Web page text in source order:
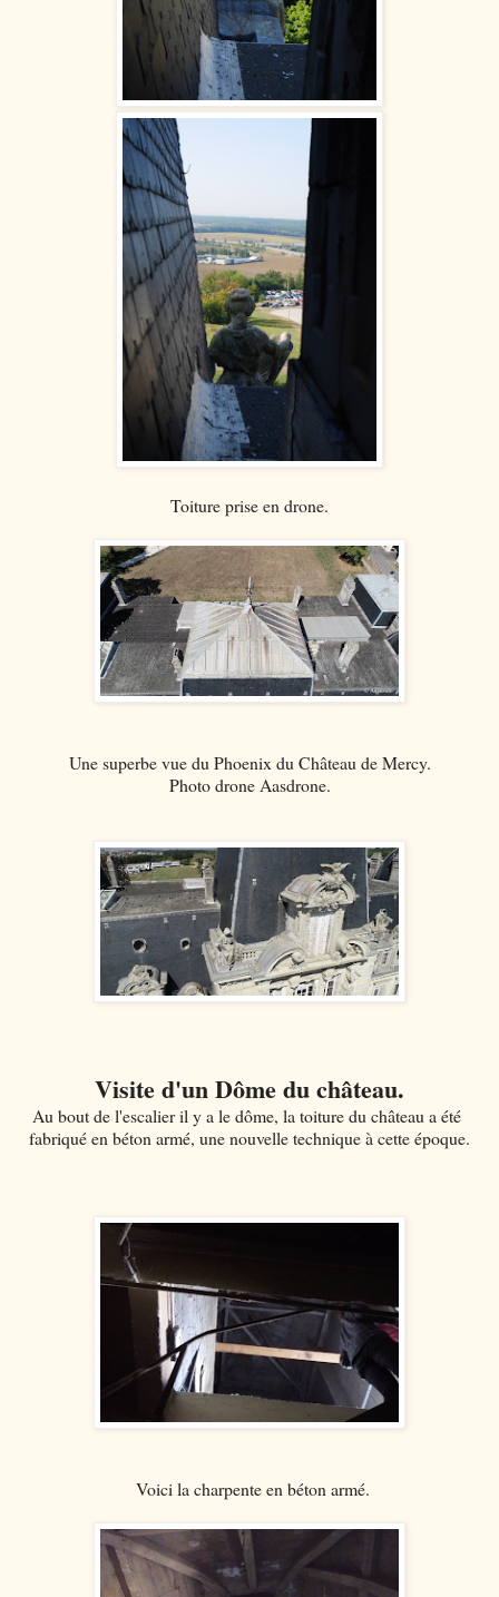
Toiture prise en drone.
Une superbe vue du Phoenix du Château de Mercy.
Photo drone Aasdrone.
Visite d'un Dôme du château.
Au bout de l'escalier il y a le dôme, la toiture du château a été
fabriqué en béton armé, une nouvelle technique à cette époque.
Voici la charpente en béton armé.